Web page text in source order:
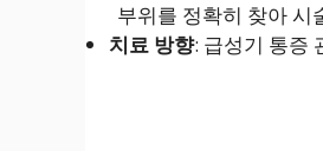
부위를 정확히 찾아 시
치료 방향: 급성기 통증